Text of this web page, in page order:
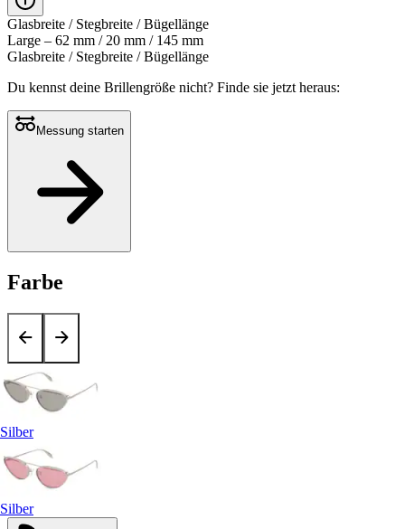
Glasbreite / Stegbreite / Bügellänge
Large – 62 mm / 20 mm / 145 mm
Glasbreite / Stegbreite / Bügellänge
Du kennst deine Brillengröße nicht? Finde sie jetzt heraus:
Messung starten
Farbe
Silber
Silber